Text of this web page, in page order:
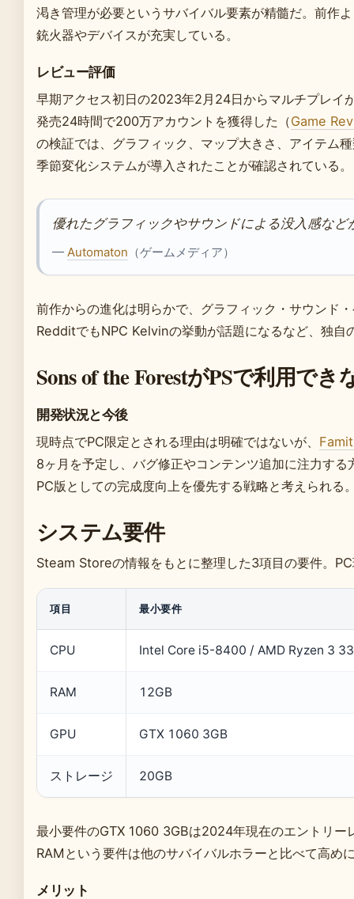
渇き管理が必要というサバイバル要素が精髓だ。前作
銃火器やデバイスが充実している。
レビュー評価
早期アクセス初日の2023年2月24日からマルチプレイ
発売24時間で200万アカウントを獲得した（Game
の検証では、グラフィック、マップ大きさ、アイテム
季節変化システムが導入されたことが確認されている。
優れたグラフィックやサウンドによる没入感など
— Automaton （ゲームメディア）
前作からの進化は明らかで、グラフィック・サウンド
RedditでもNPC Kelvinの挙動が話題になるなど、独自
Sons of the ForestがPSで利用で
開発状況と今後
現時点でPC限定とされる理由は明確ではないが、
8ヶ月を予定し、バグ修正やコンテンツ追加に注力する
PC版としての完成度向上を優先する戦略と考えられる
システム要件
Steam Storeの情報をもとに整理した3項目の要件。
項目 最小要件
CPU Intel Core i5-8400 / AMD Ryzen 3
RAM 12GB
GPU GTX 1060 3GB
ストレージ 20GB
最小要件のGTX 1060 3GBは2024年現在のエントリー
RAMという要件は他のサバイバルホラーと比べて高め
メリット